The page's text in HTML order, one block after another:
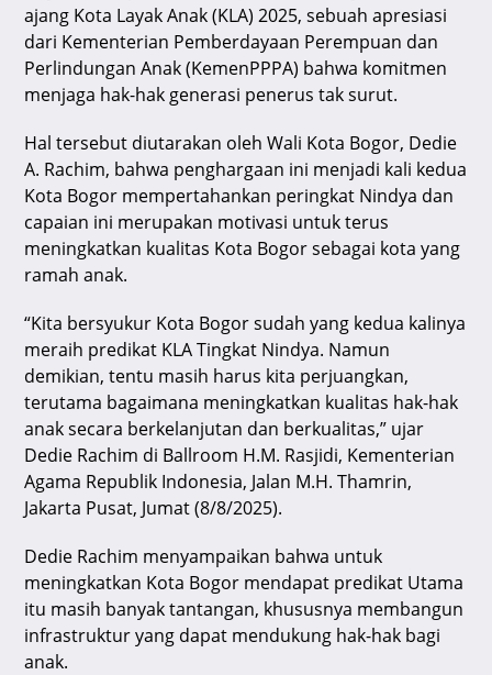
A
p
p
b
o
o
k
a
m
d
s
ajang Kota Layak Anak (KLA) 2025, sebuah apresiasi
dari Kementerian Pemberdayaan Perempuan dan
Perlindungan Anak (KemenPPPA) bahwa komitmen
menjaga hak-hak generasi penerus tak surut.
Hal tersebut diutarakan oleh Wali Kota Bogor, Dedie
A. Rachim, bahwa penghargaan ini menjadi kali kedua
Kota Bogor mempertahankan peringkat Nindya dan
capaian ini merupakan motivasi untuk terus
meningkatkan kualitas Kota Bogor sebagai kota yang
ramah anak.
“Kita bersyukur Kota Bogor sudah yang kedua kalinya
meraih predikat KLA Tingkat Nindya. Namun
demikian, tentu masih harus kita perjuangkan,
terutama bagaimana meningkatkan kualitas hak-hak
anak secara berkelanjutan dan berkualitas,” ujar
Dedie Rachim di Ballroom H.M. Rasjidi, Kementerian
Agama Republik Indonesia, Jalan M.H. Thamrin,
Jakarta Pusat, Jumat (8/8/2025).
Dedie Rachim menyampaikan bahwa untuk
meningkatkan Kota Bogor mendapat predikat Utama
itu masih banyak tantangan, khususnya membangun
infrastruktur yang dapat mendukung hak-hak bagi
anak.